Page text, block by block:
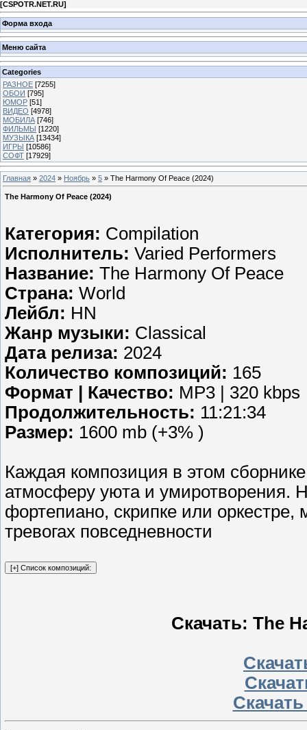
[CSPOTR.NET.RU]
Форма входа
Меню сайта
Categories
РАЗНОЕ [7255]
ОБОИ [795]
ЮМОР [51]
ВИДЕО [4978]
МОБИЛА [746]
ФИЛЬМЫ [1220]
МУЗЫКА [13434]
ИГРЫ [10586]
СОФТ [17929]
Главная » 2024 » Ноябрь » 5 » The Harmony Of Peace (2024)
The Harmony Of Peace (2024)
Категория: Compilation
Исполнитель: Varied Performers
Название: The Harmony Of Peace
Страна: World
Лейбл: HN
Жанр музыки: Classical
Дата релиза: 2024
Количество композиций: 165
Формат | Качество: MP3 | 320 kbps
Продолжительность: 11:21:34
Размер: 1600 mb (+3% )
Каждая композиция в этом
атмосферу уюта и умиротворения.
фортепиано, скрипке или оркестре,
тревогах повседневности
Скачать: The